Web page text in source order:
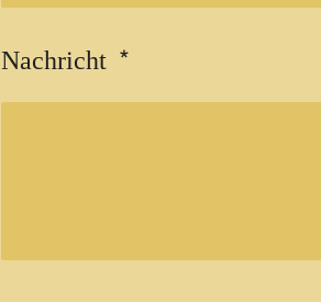
Nachricht *